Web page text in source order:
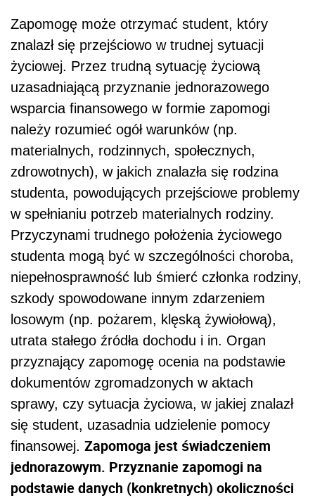
Zapomogę może otrzymać student, który
znalazł się przejściowo w trudnej sytuacji
życiowej. Przez trudną sytuację życiową
uzasadniającą przyznanie jednorazowego
wsparcia finansowego w formie zapomogi
należy rozumieć ogół warunków (np.
materialnych, rodzinnych, społecznych,
zdrowotnych), w jakich znalazła się rodzina
studenta, powodujących przejściowe problemy
w spełnianiu potrzeb materialnych rodziny.
Przyczynami trudnego położenia życiowego
studenta mogą być w szczególności choroba,
niepełnosprawność lub śmierć członka rodziny,
szkody spowodowane innym zdarzeniem
losowym (np. pożarem, klęską żywiołową),
utrata stałego źródła dochodu i in. Organ
przyznający zapomogę ocenia na podstawie
dokumentów zgromadzonych w aktach
sprawy, czy sytuacja życiowa, w jakiej znalazł
się student, uzasadnia udzielenie pomocy
finansowej. Zapomoga jest świadczeniem
jednorazowym. Przyznanie zapomogi na
podstawie danych (konkretnych) okoliczności